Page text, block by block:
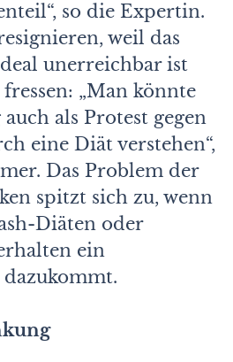
so die Expertin.
weil das
unerreichbar ist
„Man könnte
als Protest gegen
eine Diät verstehen“,
Das Problem der
spitzt sich zu, wenn
Diäten oder
ein